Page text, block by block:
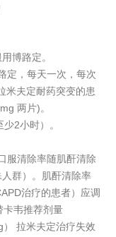
博路定。
定，每天一次，每次
米夫定耐药突变的患
两片)。
2小时）。
服清除率随肌酐清除
群）。肌酐清除率
治疗的患者）应调
卡韦推荐剂量
拉米夫定治疗失效